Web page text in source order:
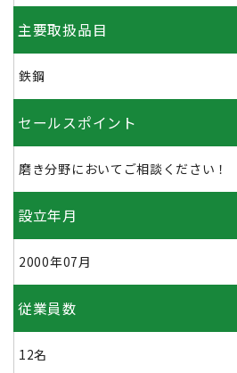
主要取扱品目
鉄鋼
セールスポイント
磨き分野においてご相談ください！
設立年月
2000年07月
従業員数
12名